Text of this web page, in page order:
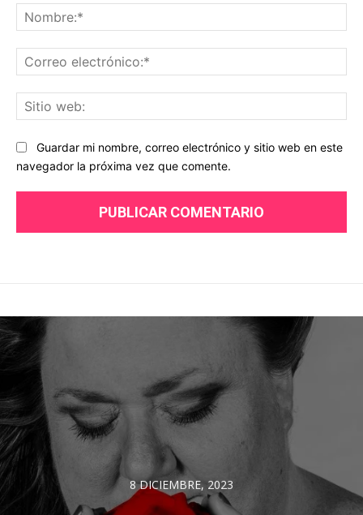
Guardar mi nombre, correo electrónico y sitio web en este
navegador la próxima vez que comente.